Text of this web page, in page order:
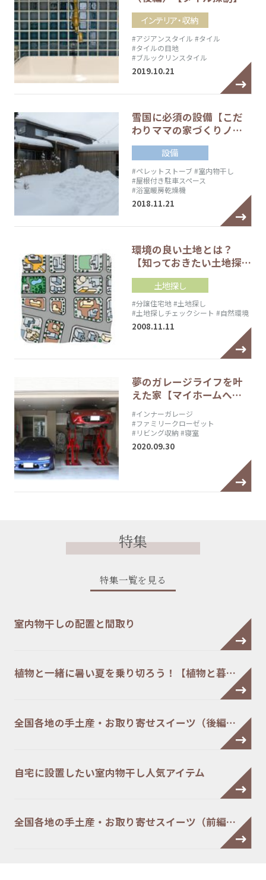
インテリア・収納
#アジアンスタイル #タイル
#タイルの目地
#ブルックリンスタイル
2019.10.21
雪国に必須の設備【こだ
わりママの家づくりノ…
設備
#ペレットストーブ#室内物干し
#屋根付き駐車スペース
#浴室暖房乾燥機
2018.11.21
環境の良い土地とは？
【知っておきたい土地探…
土地探し
#分譲住宅地#土地探し
#土地探しチェックシート #自然環境
2008.11.11
夢のガレージライフを叶
えた家【マイホームへ…
#インナーガレージ
#ファミリークローゼット
#リビング収納 #寝室
2020.09.30
特集
特集一覧を見る
室内物干しの配置と間取り
植物と一緒に暑い夏を乗り切ろう！【植物と暮…
全国各地の手土産・お取り寄せスイーツ（後編…
自宅に設置したい室内物干し人気アイテム
全国各地の手土産・お取り寄せスイーツ（前編…